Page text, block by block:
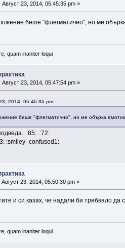
Август 23, 2014, 05:45:35 pm »
беше "флегматично", но ме
quam inaniter loqui
Август 23, 2014, 05:47:54 pm »
2014, 05:45:35 pm
беше "флегматично", но ме обърка
:85: :72:
:smiley_confused1:
Август 23, 2014, 05:50:30 pm »
и си казах, че надали би трябвало да
quam inaniter loqui